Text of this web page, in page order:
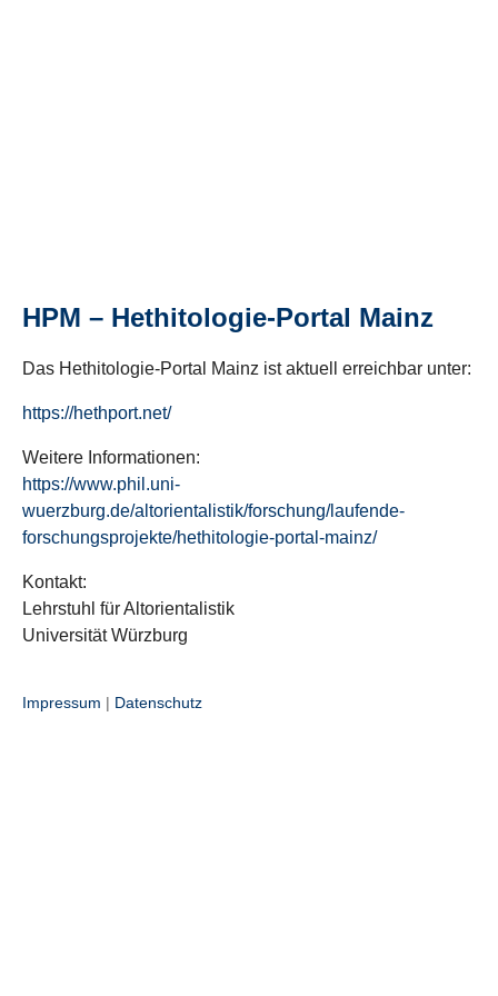
HPM – Hethitologie-Portal Mainz
Das Hethitologie-Portal Mainz ist aktuell erreichbar unter:
https://hethport.net/
Weitere Informationen:
https://www.phil.uni-
wuerzburg.de/altorientalistik/forschung/laufende-
forschungsprojekte/hethitologie-portal-mainz/
Kontakt:
Lehrstuhl für Altorientalistik
Universität Würzburg
Impressum | Datenschutz